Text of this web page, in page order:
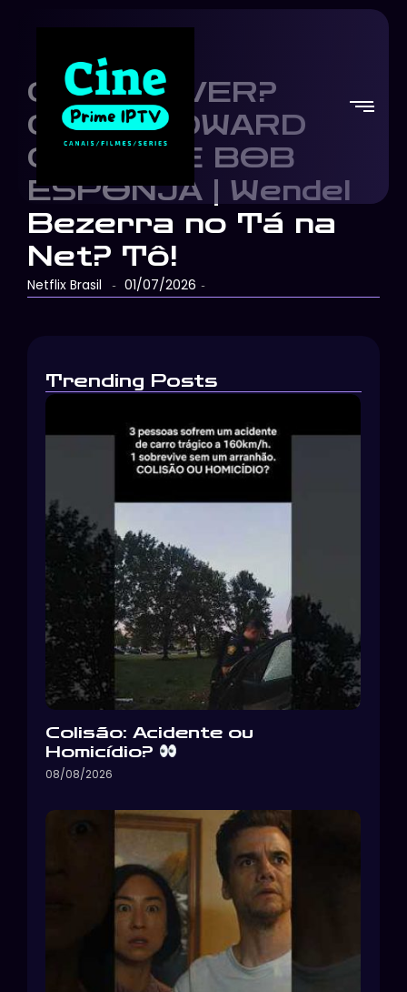
CROSSOVER?
GOKU, EDWARD
CULLEN E BOB
ESPONJA | Wendel
Bezerra no Tá na
Net? Tô!
Netflix Brasil - 01/07/2026 -
Trending Posts
Colisão: Acidente ou
Homicídio?
08/08/2026